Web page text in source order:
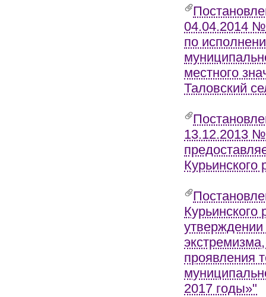
04.04.2014
по
местного
Таловский
13.12.2013
Курьинского
проявления
2017 годы»"